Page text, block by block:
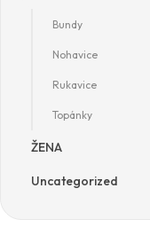
Bundy
Nohavice
Rukavice
Topánky
ŽENA
Uncategorized